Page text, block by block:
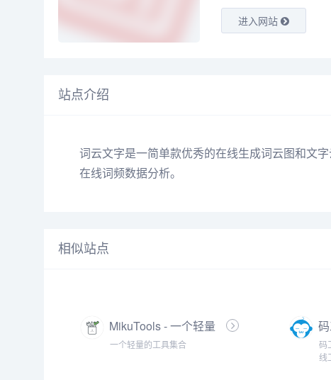
进入网站
站点介绍
词云文字是一简单款优秀的在线生成词云图和文
在线词频数据分析。
相似站点
MikuTools - 一个轻量
的工具集合
一个轻量的工具集合
箱
码
线